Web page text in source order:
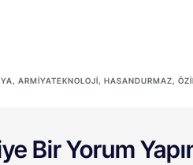
, ARMIYATEKNOLOJI, HASANDURMAZ,
Bir Yorum